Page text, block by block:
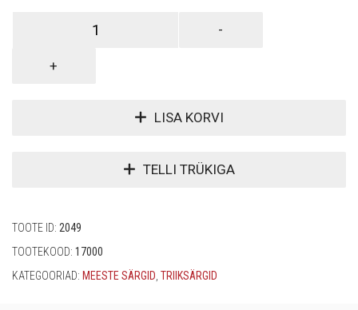
LISA KORVI
TELLI TRÜKIGA
TOOTE ID: 2049
TOOTEKOOD: 17000
KATEGOORIAD: MEESTE SÄRGID, TRIIKSÄRGID